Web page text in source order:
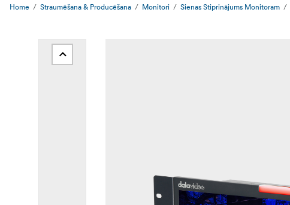
Home Straumēšana & Producēšana Monitori Sienas Stiprinājums Monitoram